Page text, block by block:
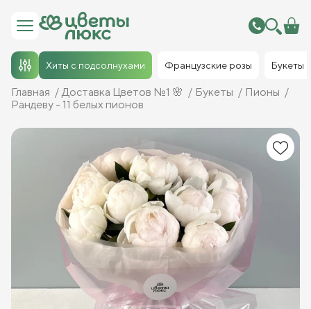
Хиты с подсолнухами Французские розы Букеты
Главная Доставка Цветов №1 🌸 Букеты
Пионы
Рандеву - 11 белых пионов